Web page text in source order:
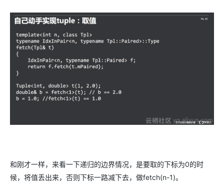
和刚才一样，来看一下递归的边界情况，是要取的下标为0的时
候，将值丢出来，否则下标一路减下去，做fetch(n-1)。